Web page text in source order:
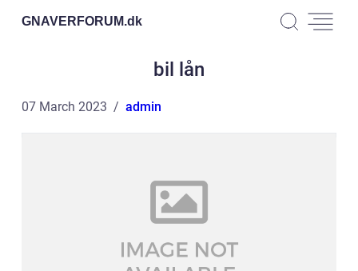
GNAVERFORUM.dk
bil lån
07 March 2023 admin